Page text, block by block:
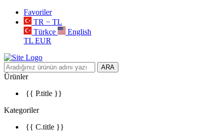
Favoriler
TR − TL
Türkçe
English
TL EUR
ARA
Ürünler
{{ P.title }}
Kategoriler
{{ C.title }}